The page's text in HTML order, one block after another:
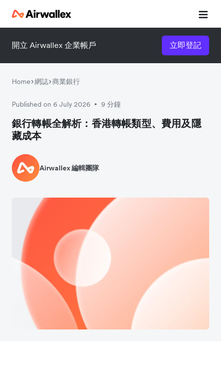
開立 Airwallex 企業帳戶 立即登記
Home 網誌 商業銀行
Published on 6 July 2026 • 9 分鐘
銀行轉帳全解析：香港轉帳類型、費用及隱
藏成本
Airwallex 編輯團隊